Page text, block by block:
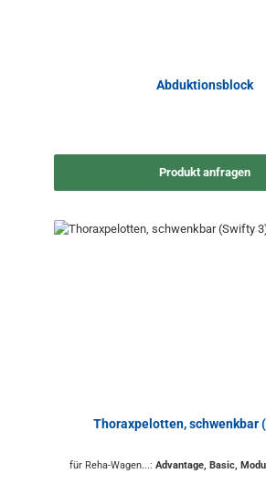
Abduktionsblock
Produkt anfragen
Thoraxpelotten, schwenkbar
für Reha-Wagen...: Advantage, Basic,